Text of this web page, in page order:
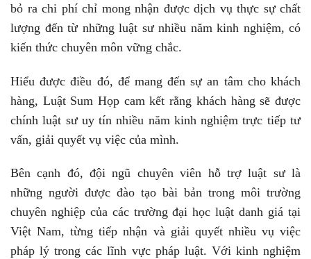
bỏ ra chi phí chỉ mong nhận được dịch vụ thực sự chất
lượng đến từ những luật sư nhiều năm kinh nghiệm, có
kiến thức chuyên môn vững chắc.
Hiểu được điều đó, để mang đến sự an tâm cho khách
hàng, Luật Sum Họp cam kết rằng khách hàng sẽ được
chính luật sư uy tín nhiều năm kinh nghiệm trực tiếp tư
vấn, giải quyết vụ việc của mình.
Bên cạnh đó, đội ngũ chuyên viên hỗ trợ luật sư là
những người được đào tạo bài bản trong môi trường
chuyên nghiệp của các trường đại học luật danh giá tại
Việt Nam, từng tiếp nhận và giải quyết nhiều vụ việc
pháp lý trong các lĩnh vực pháp luật. Với kinh nghiệm